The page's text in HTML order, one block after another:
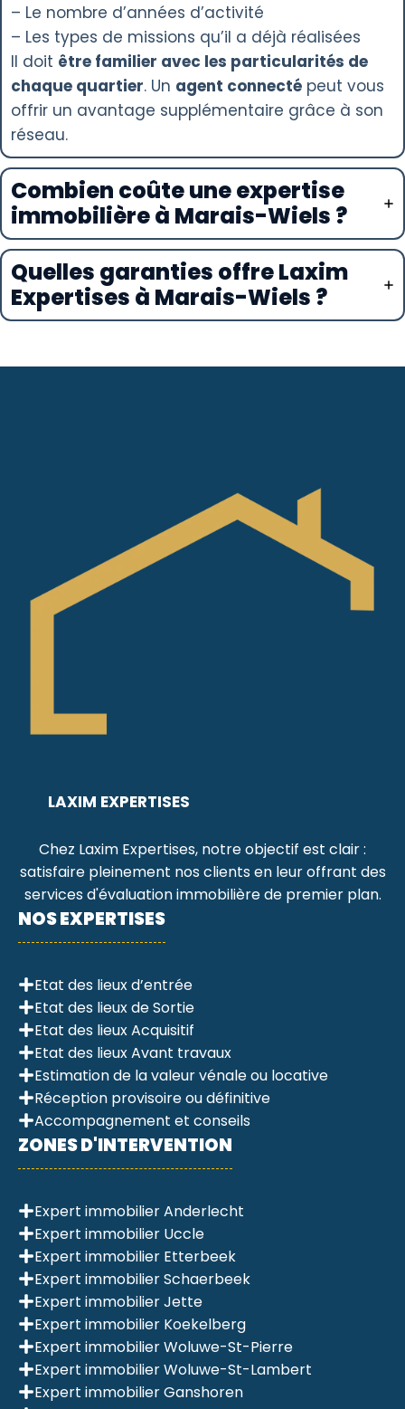
– Le nombre d’années d’activité
– Les types de missions qu’il a déjà réalisées
Il doit être familier avec les particularités de
chaque quartier. Un agent connecté peut vous
offrir un avantage supplémentaire grâce à son
réseau.
Combien coûte une expertise
immobilière à Marais-Wiels ?
Quelles garanties offre Laxim
Expertises à Marais-Wiels ?
LAXIM EXPERTISES
Chez Laxim Expertises, notre objectif est clair :
satisfaire pleinement nos clients en leur offrant des
services d'évaluation immobilière de premier plan.
NOS EXPERTISES
Etat des lieux d’entrée
Etat des lieux de Sortie
Etat des lieux Acquisitif
Etat des lieux Avant travaux
Estimation de la valeur vénale ou locative
Réception provisoire ou définitive
Accompagnement et conseils
ZONES D'INTERVENTION
Expert immobilier Anderlecht
Expert immobilier Uccle
Expert immobilier Etterbeek
Expert immobilier Schaerbeek
Expert immobilier Jette
Expert immobilier Koekelberg
Expert immobilier Woluwe-St-Pierre
Expert immobilier Woluwe-St-Lambert
Expert immobilier Ganshoren